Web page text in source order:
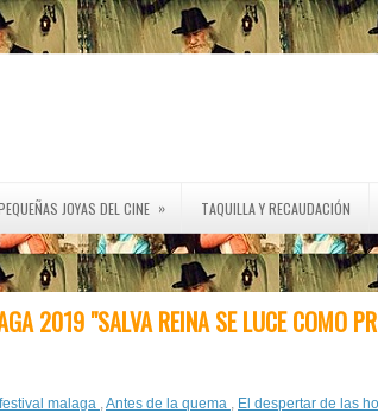
JOYAS DEL CINE » TAQUILLA Y RECAUDACIÓN
2019 "SALVA REINA SE LUCE COMO
malaga ,Antes de la quema , El despertar de las